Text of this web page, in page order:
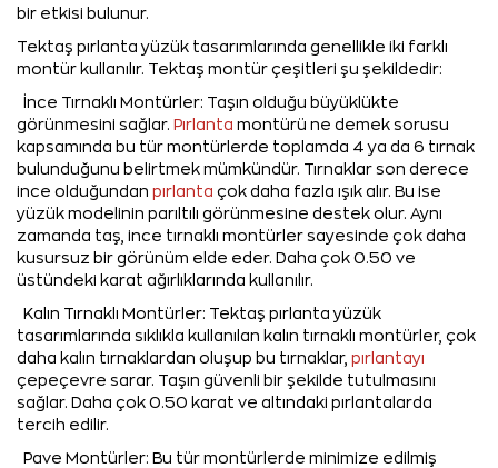
bir etkisi bulunur.
Tektaş pırlanta yüzük tasarımlarında genellikle iki farklı
montür kullanılır. Tektaş montür çeşitleri şu şekildedir:
İnce Tırnaklı Montürler: Taşın olduğu büyüklükte
görünmesini sağlar. Pırlanta montürü ne demek sorusu
kapsamında bu tür montürlerde toplamda 4 ya da 6 tırnak
bulunduğunu belirtmek mümkündür. Tırnaklar son derece
ince olduğundan pırlanta çok daha fazla ışık alır. Bu ise
yüzük modelinin parıltılı görünmesine destek olur. Aynı
zamanda taş, ince tırnaklı montürler sayesinde çok daha
kusursuz bir görünüm elde eder. Daha çok 0.50 ve
üstündeki karat ağırlıklarında kullanılır.
Kalın Tırnaklı Montürler: Tektaş pırlanta yüzük
tasarımlarında sıklıkla kullanılan kalın tırnaklı montürler, çok
daha kalın tırnaklardan oluşup bu tırnaklar, pırlantayı
çepeçevre sarar. Taşın güvenli bir şekilde tutulmasını
sağlar. Daha çok 0.50 karat ve altındaki pırlantalarda
tercih edilir.
Pave Montürler: Bu tür montürlerde minimize edilmiş